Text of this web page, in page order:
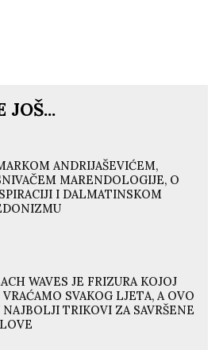
JOŠ...
ANDRIJAŠEVIĆEM,
MARENDOLOGIJE, O
I DALMATINSKOM
WAVES JE FRIZURA KOJOJ
VRAĆAMO SVAKOG LJETA, A OVO
NAJBOLJI TRIKOVI ZA SAVRŠENE